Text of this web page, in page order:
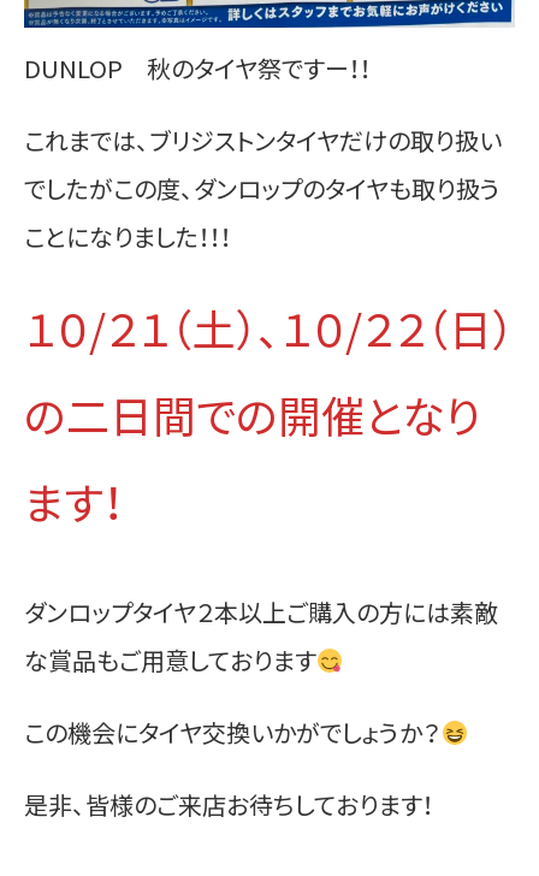
DUNLOP 秋のタイヤ祭ですー！！
これまでは、ブリジストンタイヤだけの取り扱い
でしたがこの度、ダンロップのタイヤも取り扱う
ことになりました！！！
１０/２１（土）、１０/２２（日）
の二日間での開催となり
ます！
ダンロップタイヤ２本以上ご購入の方には素敵
な賞品もご用意しております
この機会にタイヤ交換いかがでしょうか？
是非、皆様のご来店お待ちしております！